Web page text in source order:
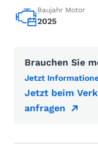
Baujahr Motor
2025
Brauchen Sie
Jetzt
Jetzt beim
anfragen